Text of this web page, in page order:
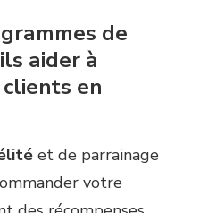
de
aider à
en
et de parrainage
votre